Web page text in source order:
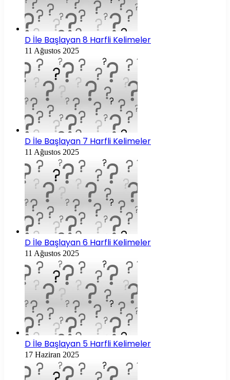
D İle Başlayan 8 Harfli Kelimeler
11 Ağustos 2025
D İle Başlayan 7 Harfli Kelimeler
11 Ağustos 2025
D İle Başlayan 6 Harfli Kelimeler
11 Ağustos 2025
D İle Başlayan 5 Harfli Kelimeler
17 Haziran 2025